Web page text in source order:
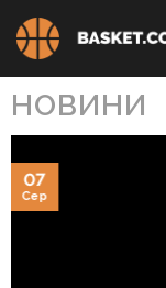
Skip
to
НОВИНИ
07
Сер